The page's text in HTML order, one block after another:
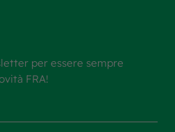
per essere sempre
FRA!